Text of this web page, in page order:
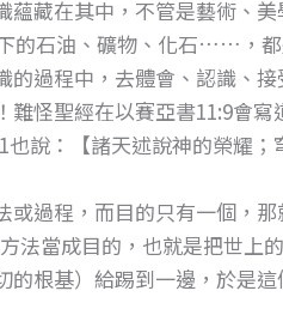
藏在其中，不管是藝術、
石油、礦物、化石……，都
過程中，去體會、認識、
怪聖經在以賽亞書11:9會
說：【諸天述說神的榮耀；
過程，而目的只有一個，
法當成目的，也就是把世上
根基）給踢到一邊，於是這